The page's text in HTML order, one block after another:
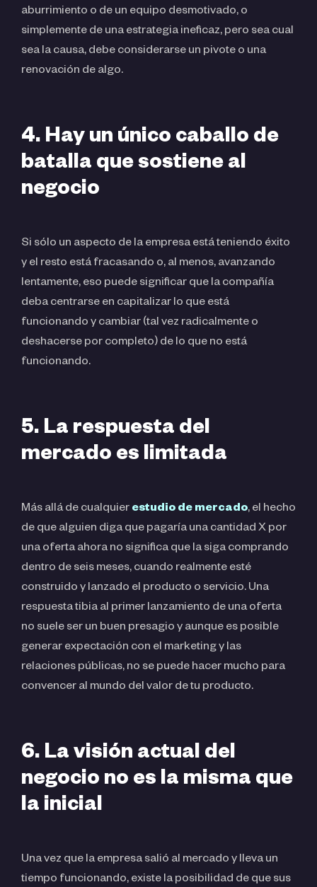
aburrimiento o de un equipo desmotivado, o
simplemente de una estrategia ineficaz, pero sea cual
sea la causa, debe considerarse un pivote o una
renovación de algo.
4. Hay un único caballo de
batalla que sostiene al
negocio
Si sólo un aspecto de la empresa está teniendo éxito
y el resto está fracasando o, al menos, avanzando
lentamente, eso puede significar que la compañía
deba centrarse en capitalizar lo que está
funcionando y cambiar (tal vez radicalmente o
deshacerse por completo) de lo que no está
funcionando.
5. La respuesta del
mercado es limitada
Más allá de cualquier estudio de mercado, el hecho
de que alguien diga que pagaría una cantidad X por
una oferta ahora no significa que la siga comprando
dentro de seis meses, cuando realmente esté
construido y lanzado el producto o servicio. Una
respuesta tibia al primer lanzamiento de una oferta
no suele ser un buen presagio y aunque es posible
generar expectación con el marketing y las
relaciones públicas, no se puede hacer mucho para
convencer al mundo del valor de tu producto.
6. La visión actual del
negocio no es la misma que
la inicial
Una vez que la empresa salió al mercado y lleva un
tiempo funcionando, existe la posibilidad de que sus